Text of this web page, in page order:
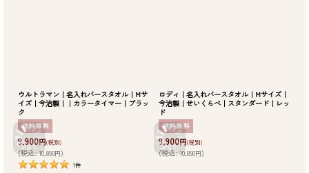
ウルトラマン｜名入れバースタオル｜Mサ
イズ｜今治製｜｜カラータイマー｜ブラッ
ク
9,900円(税別)
(税込: 10,890円)
1件
ロディ｜名入れバースタオル｜Mサイズ｜
今治製｜せいくらべ｜スタンダード｜レッ
ド
9,900円(税別)
(税込: 10,890円)